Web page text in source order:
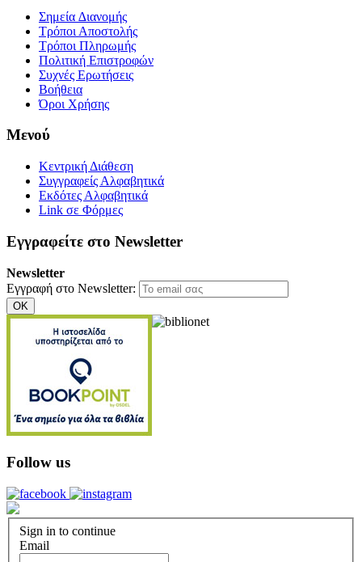
Σημεία ∆ιανομής
Τρόποι Αποστολής
Τρόποι Πληρωμής
Πολιτική Επιστροφών
Συχνές Ερωτήσεις
Βοήθεια
Όροι Χρήσης
Μενού
Κεντρική Διάθεση
Συγγραφείς Αλφαβητικά
Εκδότες Αλφαβητικά
Link σε Φόρμες
Εγγραφείτε στο Newsletter
Newsletter
Εγγραφή στο Newsletter:
OK
Follow us
Sign in to continue
Email